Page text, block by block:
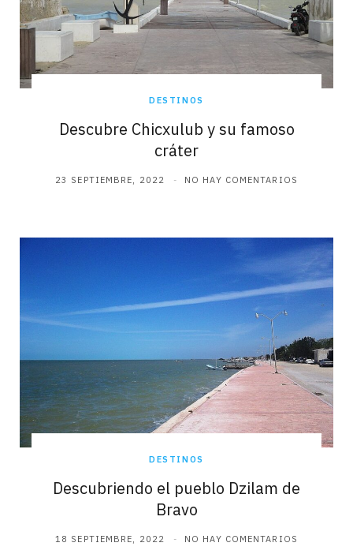
DESTINOS
Descubre Chicxulub y su famoso
cráter
23 SEPTIEMBRE, 2022 NO HAY COMENTARIOS
DESTINOS
Descubriendo el pueblo Dzilam de
Bravo
18 SEPTIEMBRE, 2022 NO HAY COMENTARIOS